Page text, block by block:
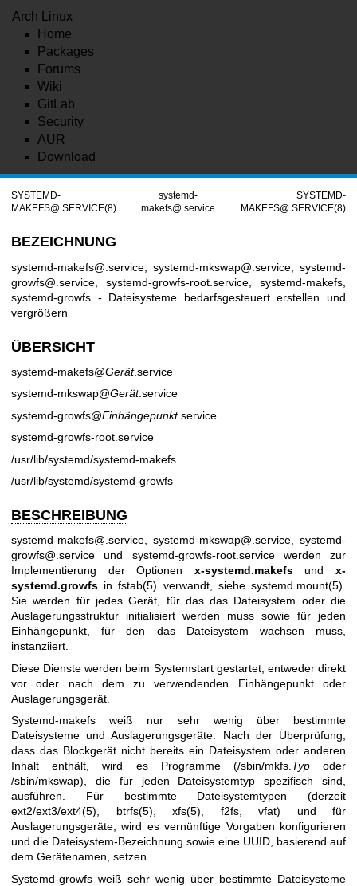
Arch Linux
Home
Packages
Forums
Wiki
GitLab
Security
AUR
Download
SYSTEMD-
MAKEFS@.SERVICE(8)
systemd-
makefs@.service
SYSTEMD-
MAKEFS@.SERVICE(8)
BEZEICHNUNG
systemd-makefs@.service, systemd-mkswap@.service, systemd-
growfs@.service, systemd-growfs-root.service, systemd-makefs,
systemd-growfs - Dateisysteme bedarfsgesteuert erstellen und
vergrößern
ÜBERSICHT
systemd-makefs@Gerät.service
systemd-mkswap@Gerät.service
systemd-growfs@Einhängepunkt.service
systemd-growfs-root.service
/usr/lib/systemd/systemd-makefs
/usr/lib/systemd/systemd-growfs
BESCHREIBUNG
systemd-makefs@.service, systemd-mkswap@.service, systemd-
growfs@.service und systemd-growfs-root.service werden zur
Implementierung der Optionen x-systemd.makefsundx-
systemd.growfs infstab(5) verwandt, siehesystemd.mount(5).
Sie werden für jedes Gerät, für das das Dateisystem oder die
Auslagerungsstruktur initialisiert werden muss sowie für jeden
Einhängepunkt, für den das Dateisystem wachsen muss,
instanziiert.
Diese Dienste werden beim Systemstart gestartet, entweder direkt
vor oder nach dem zu verwendenden Einhängepunkt oder
Auslagerungsgerät.
Systemd-makefs weiß nur sehr wenig über bestimmte
Dateisysteme und Auslagerungsgeräte. Nach der Überprüfung,
dass das Blockgerät nicht bereits ein Dateisystem oder anderen
Inhalt enthält, wird es Programme (/sbin/mkfs.Typoder
/sbin/mkswap), die für jeden Dateisystemtyp spezifisch sind,
ausführen. Für bestimmte Dateisystemtypen (derzeit
ext2/ext3/ext4(5), btrfs(5), xfs(5), f2fs, vfat) und für
Auslagerungsgeräte, wird es vernünftige Vorgaben konfigurieren
und die Dateisystem-Bezeichnung sowie eine UUID, basierend auf
dem Gerätenamen, setzen.
Systemd-growfs weiß sehr wenig über bestimmte Dateisysteme